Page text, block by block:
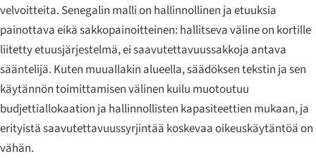
velvoitteita. Senegalin malli on hallinnollinen ja etuuksia
painottava eikä sakkopainoitteinen: hallitseva väline on kortille
liitetty etuusjärjestelmä, ei saavutettavuussakkoja antava
sääntelijä. Kuten muuallakin alueella, säädöksen tekstin ja sen
käytännön toimittamisen välinen kuilu muotoutuu
budjettiallokaation ja hallinnollisten kapasiteettien mukaan, ja
erityistä saavutettavuussyrjintää koskevaa oikeuskäytäntöä on
vähän.